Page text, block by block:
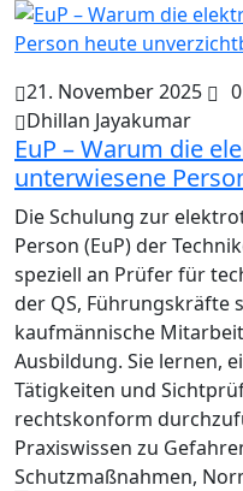
21. November 2025 0
Dhillan Jayakumar
EuP – Warum die
unterwiesene
Die Schulung zur
Person (EuP) der
speziell an Prüfer für
der QS, Führungskräfte
kaufmännische
Ausbildung. Sie lernen,
Tätigkeiten und
rechtskonform
Praxiswissen zu
Schutzmaßnahmen,